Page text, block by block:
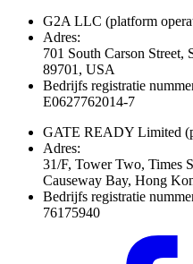
G2A LLC (platform
Adres:
701 South Carson Street,
89701, USA
Bedrijfs registratie
E0627762014-7
GATE READY Limited
Adres:
31/F, Tower Two, Times
Causeway Bay, Hong
Bedrijfs registratie
76175940